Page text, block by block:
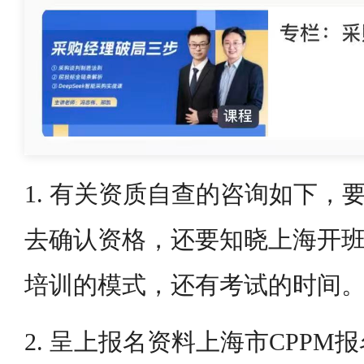
1. 有关资质自查的咨询如下，
去确认资格，还要知晓上海开
培训的模式，还有考试的时间
2. 呈上报名资料上海市CPPM